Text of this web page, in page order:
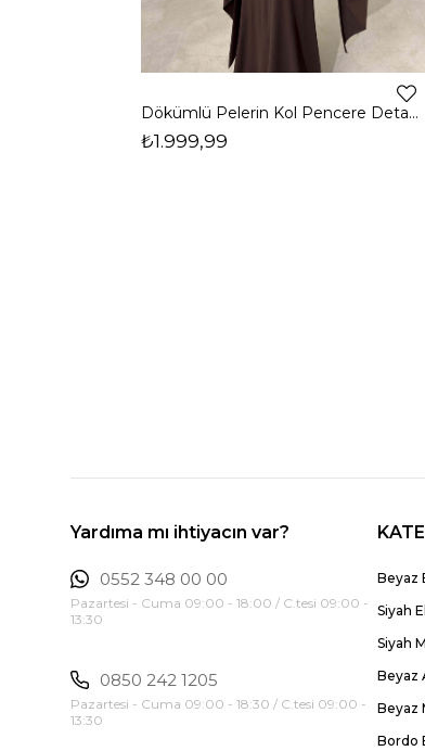
Dökümlü Pelerin Kol Pencere Detaylı Maxi Kahverengi Arlev Kadın Elbise 26Y511
₺1.999,99
Yardıma mı ihtiyacın var?
0552 348 00 00
Pazartesi - Cuma 09:00 - 18:00 / C.tesi 09:00 -
13:30
0850 242 1205
Pazartesi - Cuma 09:00 - 18:30 / C.tesi 09:00 -
13:30
Beyaz
Siyah
Siyah
Beyaz
Beyaz
Bordo